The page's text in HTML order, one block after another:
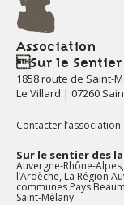
Association
Sur le Sentier
1858 route de Saint-
Le Villard | 07260
Contacter l’association
Sur le sentier des
Auvergne-Rhône-Alpes
l’Ardèche, La Région
communes Pays
Saint-Mélany.